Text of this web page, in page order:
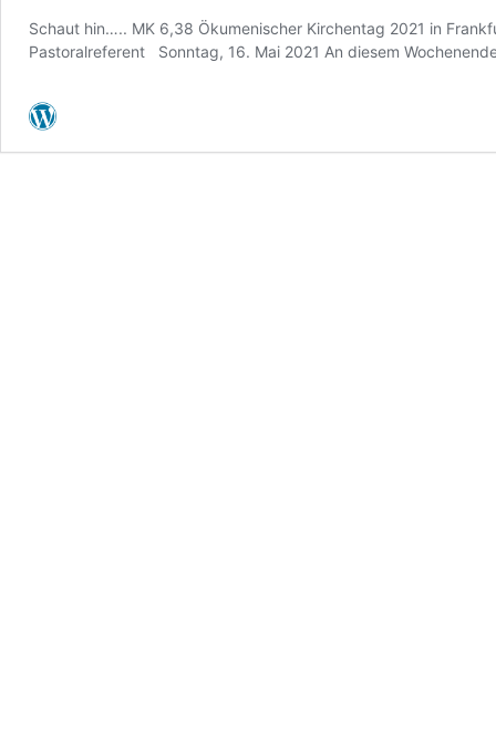
Schaut hin….. MK 6,38 Ökumenischer Kirchentag 2021 in
Pastoralreferent Sonntag, 16. Mai 2021 An diesem